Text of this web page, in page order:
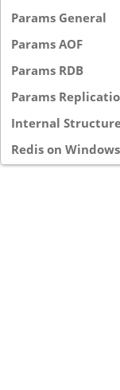
Params General
Params AOF
Params RDB
Params
Internal
Redis on Windows